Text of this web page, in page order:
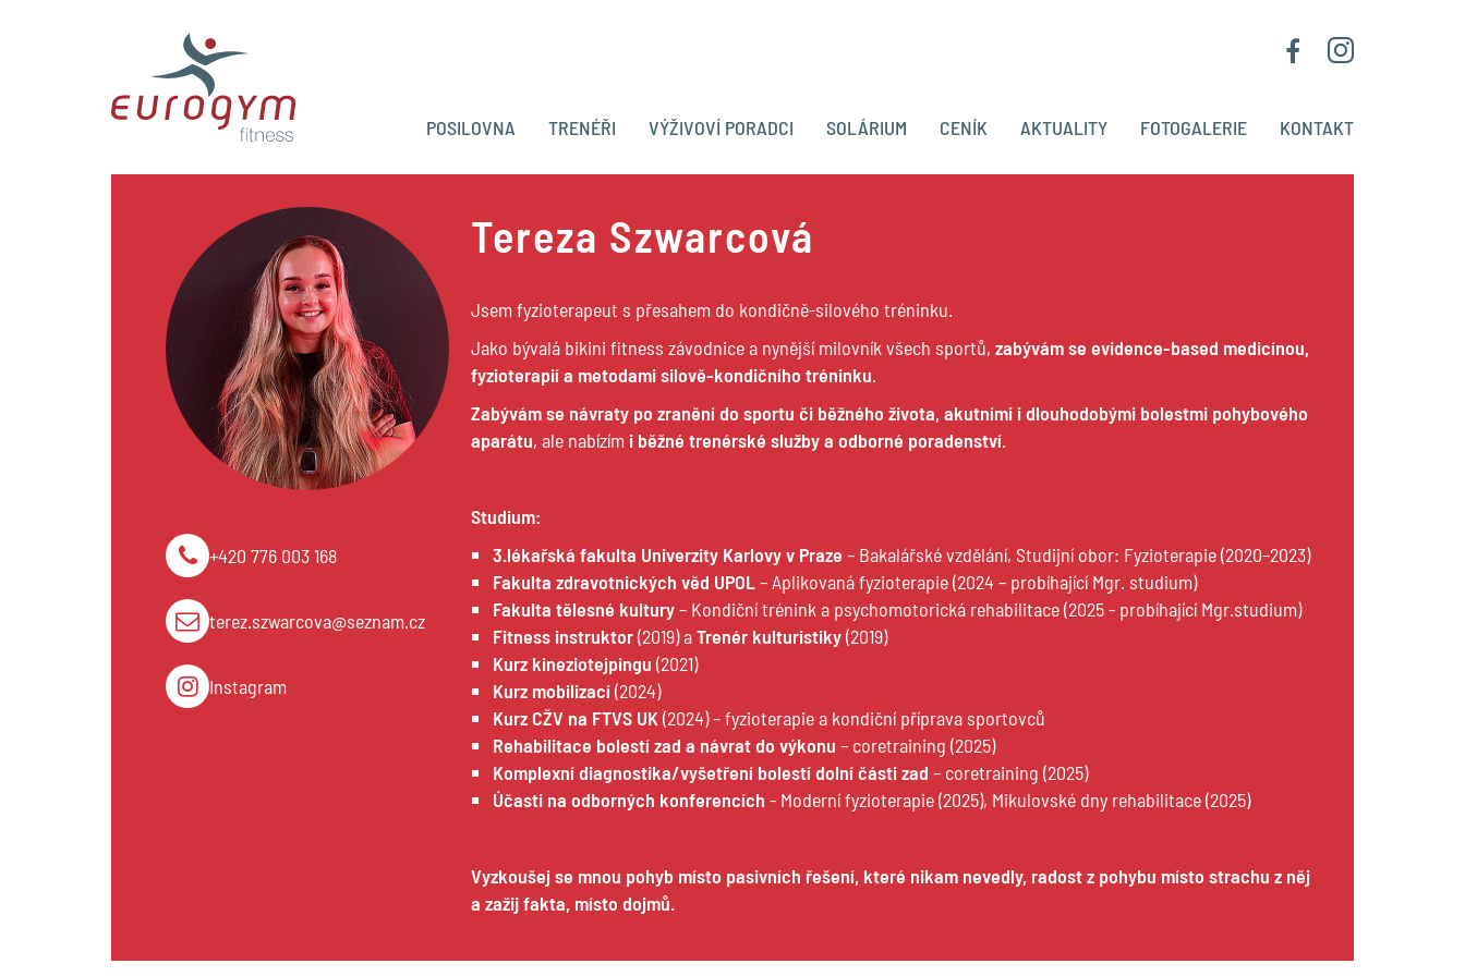
POSILOVNA TRENÉŘI VÝŽIVOVÍ PORADCI SOLÁRIUM CENÍK AKTUALITY FOTOGALERIE KONTAKT
+420 776 003 168
terez.szwarcova@seznam.cz
Instagram
Tereza Szwarcová
Jsem fyzioterapeut s přesahem do kondičně-silového tréninku.
Jako bývalá bikini fitness závodnice a nynější milovník všech sportů, zabývám se evidence-based medicínou,
fyzioterapií a metodami silově-kondičního tréninku.
Zabývám se návraty po zranění do sportu či běžného života, akutními i dlouhodobými bolestmi pohybového
aparátu, ale nabízím i běžné trenérské služby a odborné poradenství.
Studium:
3.lékařská fakulta Univerzity Karlovy v Praze – Bakalářské vzdělání, Studijní obor: Fyzioterapie (2020–2023)
Fakulta zdravotnických věd UPOL– Aplikovaná fyzioterapie (2024 – probíhající Mgr. studium)
Fakulta tělesné kultury– Kondiční trénink a psychomotorická rehabilitace (2025 - probíhající Mgr.studium)
Fitness instruktor(2019) aTrenér kulturistiky(2019)
Kurz kineziotejpingu (2021)
Kurz mobilizací(2024)
Kurz CŽV na FTVS UK (2024) – fyzioterapie a kondiční příprava sportovců
Rehabilitace bolestí zad a návrat do výkonu – coretraining (2025)
Komplexní diagnostika/vyšetření bolestí dolní části zad – coretraining (2025)
Účasti na odborných konferencích - Moderní fyzioterapie (2025), Mikulovské dny rehabilitace (2025)
Vyzkoušej se mnou pohyb místo pasivních řešení, které nikam nevedly, radost z pohybu místo strachu z něj
a zažij fakta, místo dojmů.